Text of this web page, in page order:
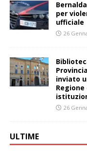
per
ufficiale
26
inviato
26
ULTIME